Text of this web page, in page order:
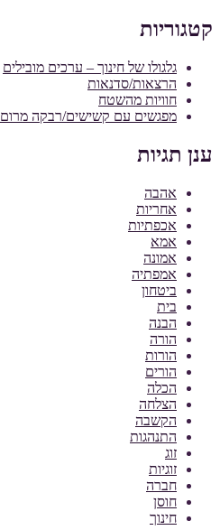
קטגוריות
גלגולו של חינוך – ערכים מובילים
הרצאות/סדנאות
חוויות מהשטח
מפגשים עם קשישים/רבקה מרום
ענן תגיות
אהבה
אחריות
אכפתיות
אמא
אמונה
אמפתיה
ביטחון
בית
הבנה
הורה
הורות
הורים
הכלה
הצלחה
הקשבה
התנהגות
זוג
זוגיות
חברה
חוסן
חינוך